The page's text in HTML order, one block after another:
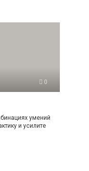
0
умений
и усилите